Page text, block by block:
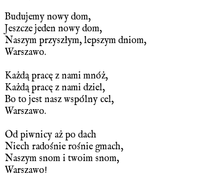
Budujemy nowy dom,
Jeszcze jeden nowy dom,
Naszym przyszłym, lepszym dniom,
Warszawo.
Każdą pracę z nami mnóż,
Każdą pracę z nami dziel,
Bo to jest nasz wspólny cel,
Warszawo.
Od piwnicy aż po dach
Niech radośnie rośnie gmach,
Naszym snom i twoim snom,
Warszawo!